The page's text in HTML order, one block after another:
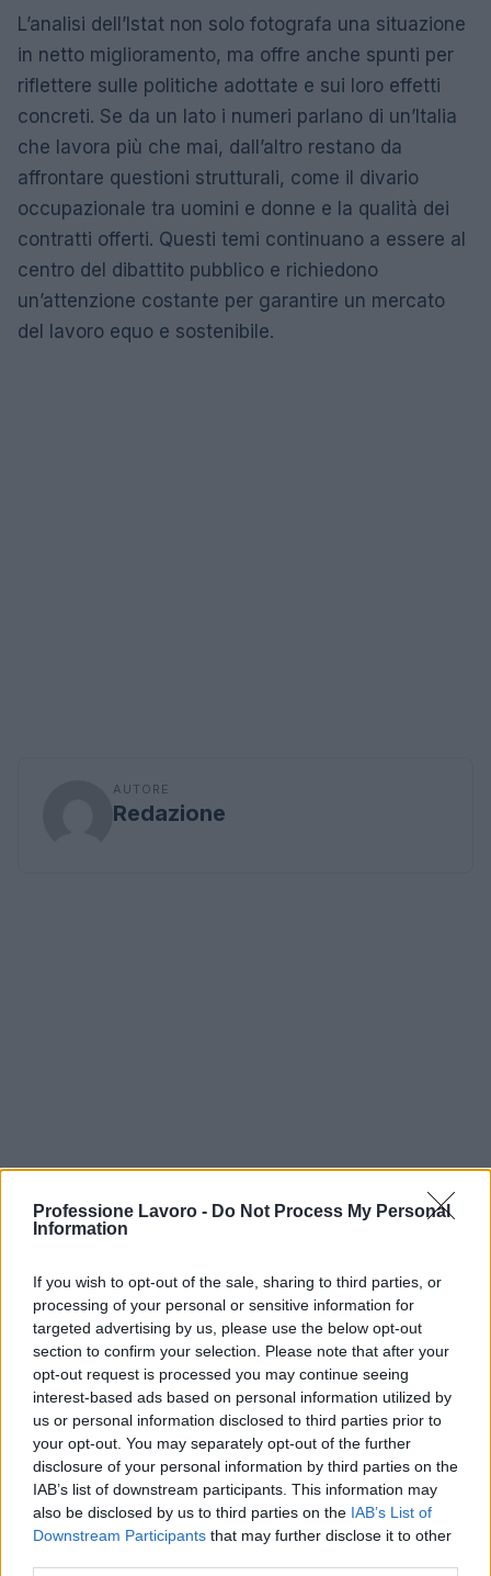
Professione Lavoro - Do Not Process My Personal
Information
If you wish to opt-out of the sale, sharing to third parties, or
processing of your personal or sensitive information for
targeted advertising by us, please use the below opt-out
section to confirm your selection. Please note that after your
opt-out request is processed you may continue seeing
interest-based ads based on personal information utilized by
us or personal information disclosed to third parties prior to
your opt-out. You may separately opt-out of the further
disclosure of your personal information by third parties on the
IAB’s list of downstream participants. This information may
also be disclosed by us to third parties on the IAB’s List of
Downstream Participants that may further disclose it to other
L’analisi dell’Istat non solo fotografa una situazione
in netto miglioramento, ma offre anche spunti per
riflettere sulle politiche adottate e sui loro effetti
concreti. Se da un lato i numeri parlano di un’Italia
che lavora più che mai, dall’altro restano da
affrontare questioni strutturali, come il divario
occupazionale tra uomini e donne e la qualità dei
contratti offerti. Questi temi continuano a essere al
centro del dibattito pubblico e richiedono
un’attenzione costante per garantire un mercato
del lavoro equo e sostenibile.
AUTORE
Redazione
Continua a leggere
TROVARE LAVORO